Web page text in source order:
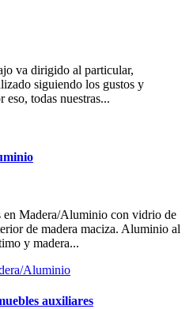
va dirigido al particular,
siguiendo los gustos y
eso, todas nuestras...
en Madera/Aluminio con vidrio de
de madera maciza. Aluminio al
y madera...
Aluminio
auxiliares